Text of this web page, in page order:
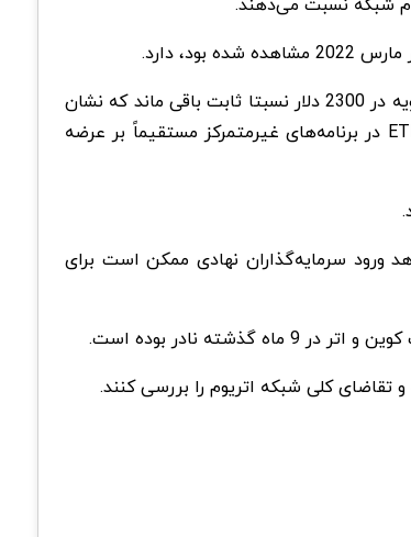
همانطور که در اوایل ژانویه مشاهده شد، این رقم می‌تواند به راحتی تغییر کند. برخلاف انتظارات، قیمت اتریوم در 30 روز منتهی به 5 ژانویه در 2300 دلار نسبتا ثابت باقی ماند که نشان
می‌دهد هر چیزی که باعث فروش شود مستقیماً با افزایش قیمت مرتبط نیست. در اصل، به نظر نمی‌رسد پویایی سهام و تقاضا برای ETH در برنامه‌های غیرمتمرکز مستقیماً بر عرضه
بالاتر از ۳۳۰۰ دلار کاهش می‌یابد که نشان می‌دهد ورود سرمایه‌گذاران نهادی ممکن است برای